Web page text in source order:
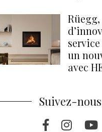
un
avec
Suivez-nous
Facebook